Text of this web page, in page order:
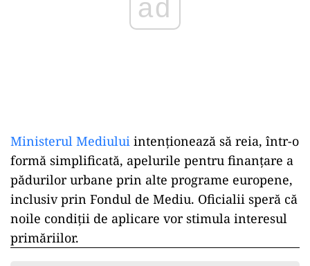
ad
Ministerul Mediului intenționează să reia, într-o
formă simplificată, apelurile pentru finanțare a
pădurilor urbane prin alte programe europene,
inclusiv prin Fondul de Mediu. Oficialii speră că
noile condiții de aplicare vor stimula interesul
primăriilor.